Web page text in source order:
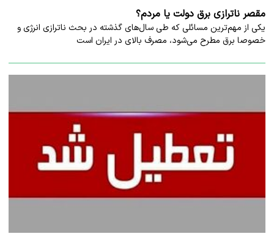
مقصر ناترازی برق دولت یا مردم؟
یکی از مهم‌ترین مسائلی که طی سال‌های گذشته در بحث ناترازی انرژی و
خصوصا برق مطرح می‌شود، مصرف بالای در ایران است